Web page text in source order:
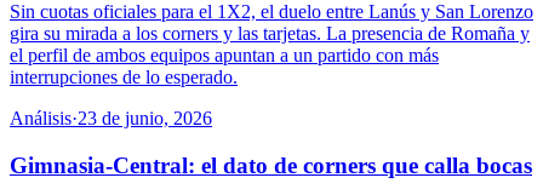
Sin cuotas oficiales para el 1X2, el duelo entre Lanús y San Lorenzo
gira su mirada a los corners y las tarjetas. La presencia de Romaña y
el perfil de ambos equipos apuntan a un partido con más
interrupciones de lo esperado.
Análisis·23 de junio, 2026
Gimnasia-Central: el dato de corners que calla bocas